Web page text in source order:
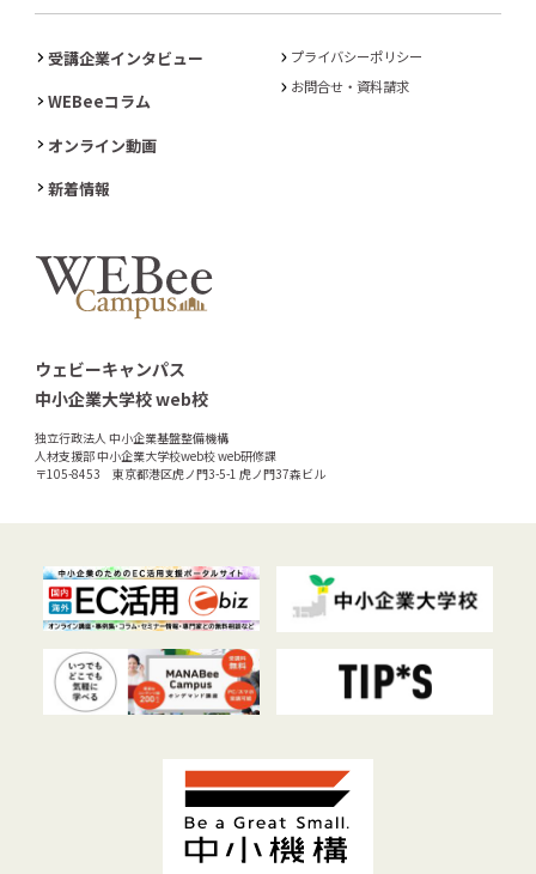
受講企業インタビュー
WEBeeコラム
オンライン動画
新着情報
プライバシーポリシー
お問合せ・資料請求
ウェビーキャンパス
中小企業大学校 web校
独立行政法人 中小企業基盤整備機構
人材支援部 中小企業大学校web校 web研修課
〒105-8453 東京都港区虎ノ門3-5-1 虎ノ門37森ビル